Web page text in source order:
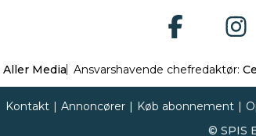
Aller Media Ansvarshavende chefredaktør:
Kontakt Annoncører Køb abonnement
© SPIS